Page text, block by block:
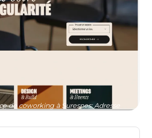
de coworking à Suresnes: Adresse